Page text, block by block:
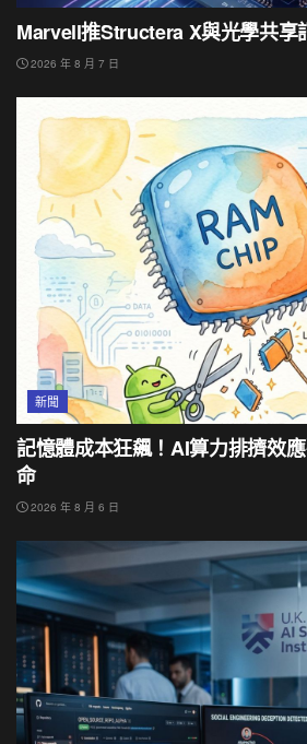
Marvell推Structera X與光學共享
2026 年 8 月 7 日
新聞
記憶體成本狂飆！AI算力排擠效
命
2026 年 8 月 6 日